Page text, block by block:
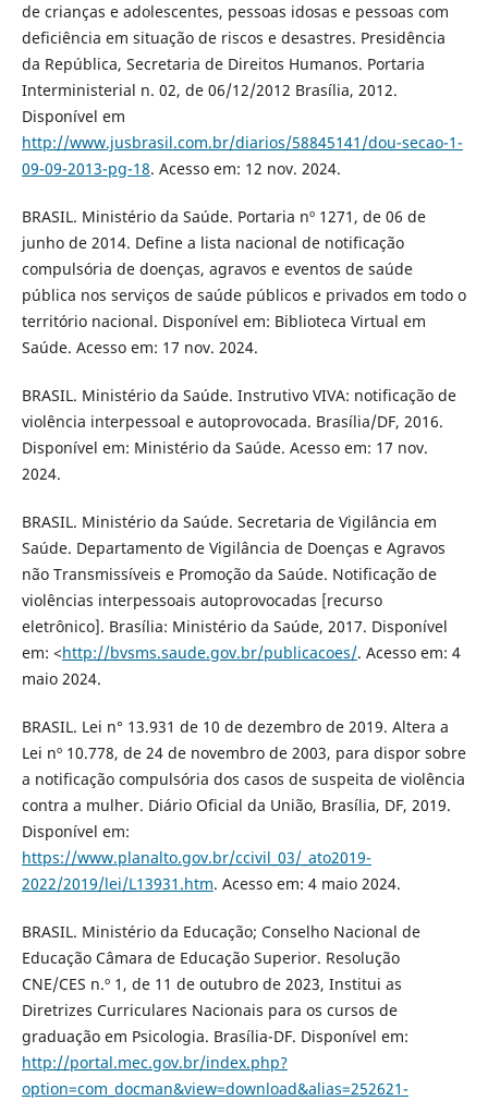
de crianças e adolescentes, pessoas idosas e pessoas com
deficiência em situação de riscos e desastres. Presidência
da República, Secretaria de Direitos Humanos. Portaria
Interministerial n. 02, de 06/12/2012 Brasília, 2012.
Disponível em
http://www.jusbrasil.com.br/diarios/58845141/dou-secao-1-
09-09-2013-pg-18. Acesso em: 12 nov. 2024.
BRASIL. Ministério da Saúde. Portaria nº 1271, de 06 de
junho de 2014. Define a lista nacional de notificação
compulsória de doenças, agravos e eventos de saúde
pública nos serviços de saúde públicos e privados em todo o
território nacional. Disponível em: Biblioteca Virtual em
Saúde. Acesso em: 17 nov. 2024.
BRASIL. Ministério da Saúde. Instrutivo VIVA: notificação de
violência interpessoal e autoprovocada. Brasília/DF, 2016.
Disponível em: Ministério da Saúde. Acesso em: 17 nov.
2024.
BRASIL. Ministério da Saúde. Secretaria de Vigilância em
Saúde. Departamento de Vigilância de Doenças e Agravos
não Transmissíveis e Promoção da Saúde. Notificação de
violências interpessoais autoprovocadas [recurso
eletrônico]. Brasília: Ministério da Saúde, 2017. Disponível
em: <http://bvsms.saude.gov.br/publicacoes/. Acesso em: 4
maio 2024.
BRASIL. Lei n° 13.931 de 10 de dezembro de 2019. Altera a
Lei nº 10.778, de 24 de novembro de 2003, para dispor sobre
a notificação compulsória dos casos de suspeita de violência
contra a mulher. Diário Oficial da União, Brasília, DF, 2019.
Disponível em:
https://www.planalto.gov.br/ccivil_03/_ato2019-
2022/2019/lei/L13931.htm. Acesso em: 4 maio 2024.
BRASIL. Ministério da Educação; Conselho Nacional de
Educação Câmara de Educação Superior. Resolução
CNE/CES n.º 1, de 11 de outubro de 2023, Institui as
Diretrizes Curriculares Nacionais para os cursos de
graduação em Psicologia. Brasília-DF. Disponível em:
http://portal.mec.gov.br/index.php?
option=com_docman&view=download&alias=252621-